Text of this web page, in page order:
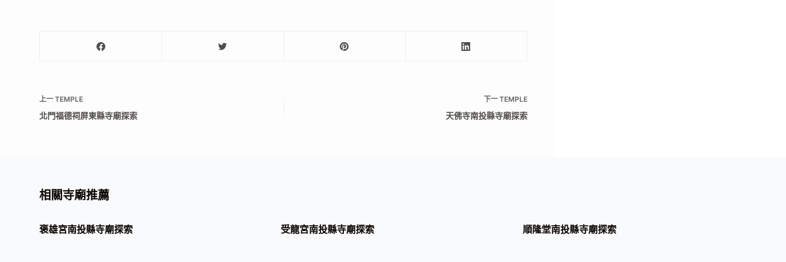
上一TEMPLE
北門福德祠屏東縣寺廟探索
下一 TEMPLE
天佛寺南投縣寺廟探索
相關寺廟推薦
褒雄宮南投縣寺廟探索 受龍宮南投縣寺廟探索 順隆堂南投縣寺廟探索